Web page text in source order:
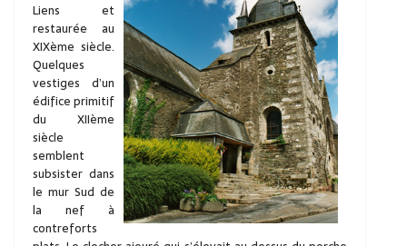
Liens et
restaurée au
XIXème siècle.
Quelques
vestiges d’un
édifice primitif
du XIIème
siècle
semblent
subsister dans
le mur Sud de
la nef à
contreforts